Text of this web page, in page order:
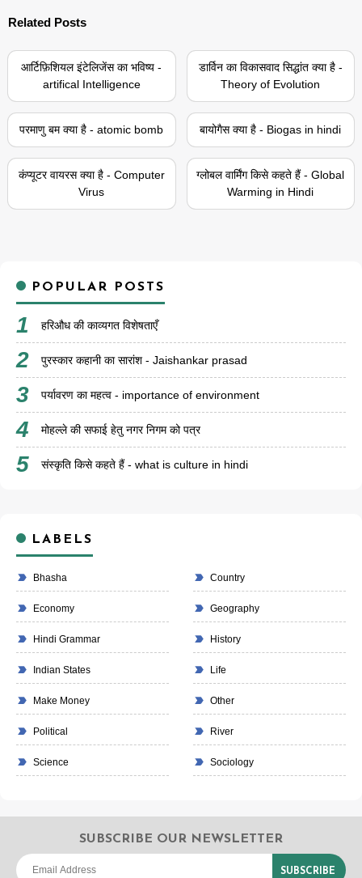
Related Posts
आर्टिफ़िशियल इंटेलिजेंस का भविष्य -
artifical Intelligence
डार्विन का विकासवाद सिद्धांत क्या है -
Theory of Evolution
परमाणु बम क्या है - atomic bomb बायोगैस क्या है - Biogas in hindi
कंप्यूटर वायरस क्या है - Computer
Virus
ग्लोबल वार्मिंग किसे कहते हैं - Global
Warming in Hindi
POPULAR POSTS
हरिऔध की काव्यगत विशेषताएँ
पुरस्कार कहानी का सारांश - Jaishankar prasad
पर्यावरण का महत्व - importance of environment
मोहल्ले की सफाई हेतु नगर निगम को पत्र
संस्कृति किसे कहते हैं - what is culture in hindi
LABELS
Bhasha Country
Economy Geography
Hindi Grammar History
Indian States Life
Make Money Other
Political River
Science Sociology
SUBSCRIBE OUR NEWSLETTER